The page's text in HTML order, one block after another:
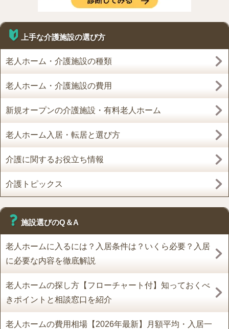
上手な介護施設の選び方
老人ホーム・介護施設の種類
老人ホーム・介護施設の費用
新規オープンの介護施設・有料老人ホーム
老人ホーム入居・転居と選び方
介護に関するお役立ち情報
介護トピックス
施設選びのQ＆A
老人ホームに入るには？入居条件は？いくら必要？入居
に必要な内容を徹底解説
老人ホームの探し方【フローチャート付】知っておくべ
きポイントと相談窓口を紹介
老人ホームの費用相場【2026年最新】月額平均・入居一